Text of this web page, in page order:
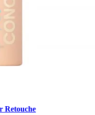
Retouche